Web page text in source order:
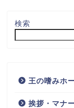
検索
王の嗜みホ
挨拶・マナ